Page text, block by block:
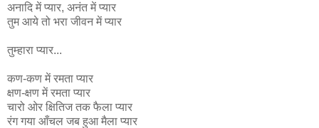
अनादि में प्यार, अनंत में प्यार
तुम आये तो भरा जीवन में प्यार
तुम्हारा प्यार...
कण-कण में रमता प्यार
क्षण-क्षण में रमता प्यार
चारो ओर क्षितिज तक फैला प्यार
रंग गया आँचल जब हुआ मैला प्यार